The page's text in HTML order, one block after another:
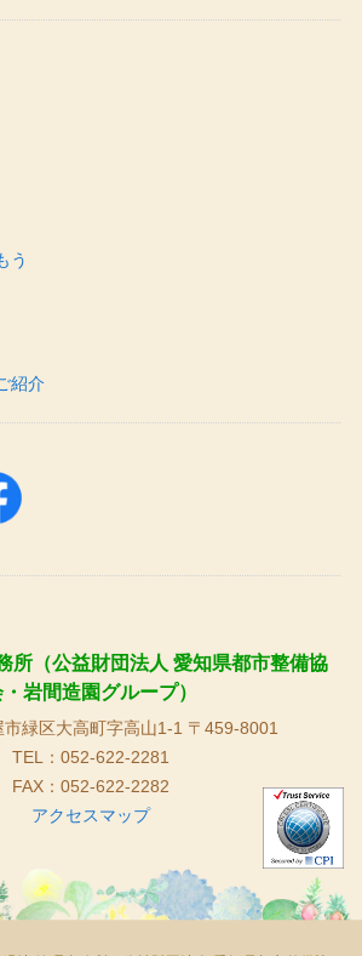
う
紹介
所（公益財団法人 愛知県都市整備協
岩間造園グループ）
緑区大高町字高山1-1 〒459-8001
TEL：052-622-2281
FAX：052-622-2282
アクセスマップ